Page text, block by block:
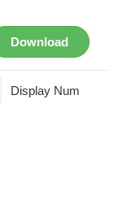
Download
Display Num